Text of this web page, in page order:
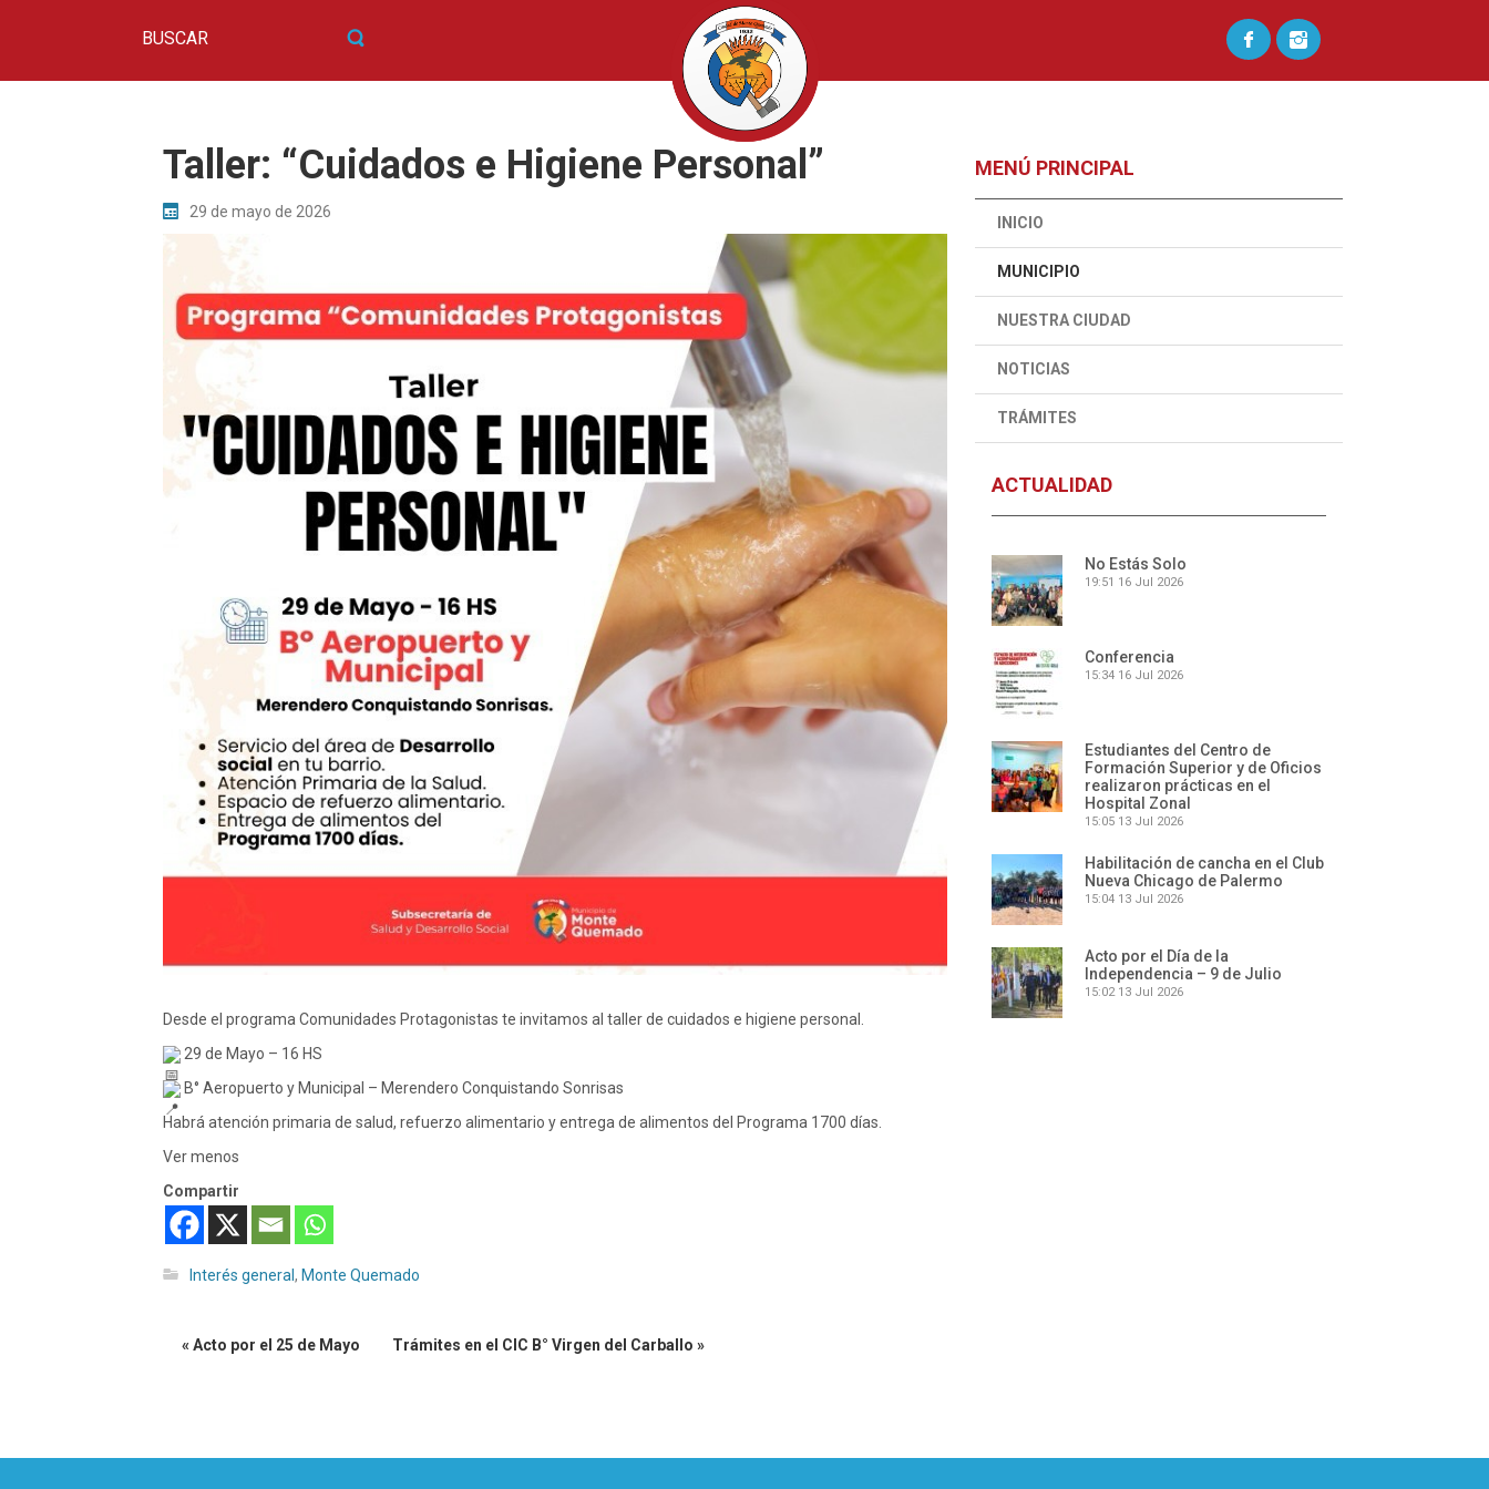
Taller: “Cuidados e Higiene Personal”
29 de mayo de 2026
Desde el programa Comunidades Protagonistas te invitamos al taller de cuidados e higiene personal.
29 de Mayo – 16 HS
B° Aeropuerto y Municipal – Merendero Conquistando Sonrisas
Habrá atención primaria de salud, refuerzo alimentario y entrega de alimentos del Programa 1700 días.
Ver menos
Compartir
Interés general, Monte Quemado
« Acto por el 25 de Mayo Trámites en el CIC B° Virgen del Carballo »
MENÚ PRINCIPAL
INICIO
MUNICIPIO
NUESTRA CIUDAD
NOTICIAS
TRÁMITES
ACTUALIDAD
No Estás Solo
19:51 16 Jul 2026
Conferencia
15:34 16 Jul 2026
Estudiantes del Centro de
Formación Superior y de Oficios
realizaron prácticas en el
Hospital Zonal
15:05 13 Jul 2026
Habilitación de cancha en el Club
Nueva Chicago de Palermo
15:04 13 Jul 2026
Acto por el Día de la
Independencia – 9 de Julio
15:02 13 Jul 2026